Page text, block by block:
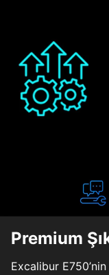
Premium
Excalibur